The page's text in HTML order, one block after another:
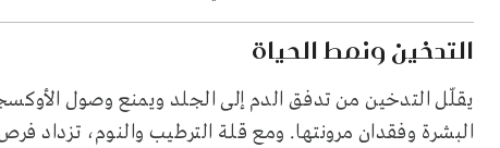
التدخين ونمط الحياة
يقلّل التدخين من تدفق الدم إلى الجلد ويمنع وصول
البشرة وفقدان مرونتها. ومع قلة الترطيب والنوم، تزداد